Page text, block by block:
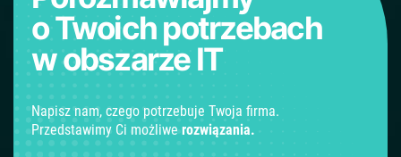
o Twoich potrzebach
w obszarze IT
Napisz nam, czego potrzebuje Twoja firma.
Przedstawimy Ci możliwerozwiązania.